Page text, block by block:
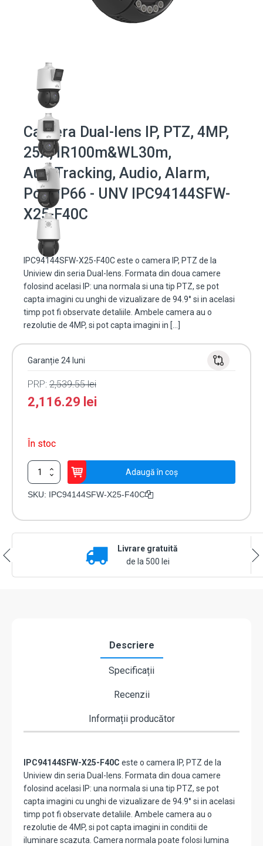
Camera Dual-lens IP, PTZ, 4MP,
25X, IR100m&WL30m,
AutoTracking, Audio, Alarm,
PoE, IP66 - UNV IPC94144SFW-
X25-F40C
IPC94144SFW-X25-F40C este o camera IP, PTZ de la
Uniview din seria Dual-lens. Formata din doua camere
folosind acelasi IP: una normala si una tip PTZ, se pot
capta imagini cu unghi de vizualizare de 94.9° si in acelasi
timp pot fi observate detaliile. Ambele camera au o
rezolutie de 4MP, si pot capta imagini in […]
Garanție 24 luni
PRP: 2,539.55lei
2,116.29 lei
În stoc
Cantitate
Camera
Dual-
Adaugă în coș
SKU: IPC94144SFW-X25-F40C
Livrare gratuită
de la 500 lei
Descriere
Specificații
Recenzii
Informații producător
IPC94144SFW-X25-F40C este o camera IP, PTZ de la
Uniview din seria Dual-lens. Formata din doua camere
folosind acelasi IP: una normala si una tip PTZ, se pot
capta imagini cu unghi de vizualizare de 94.9° si in acelasi
timp pot fi observate detaliile. Ambele camera au o
rezolutie de 4MP, si pot capta imagini in conditii de
iluminare scazuta. Camera normala poate folosi lumina